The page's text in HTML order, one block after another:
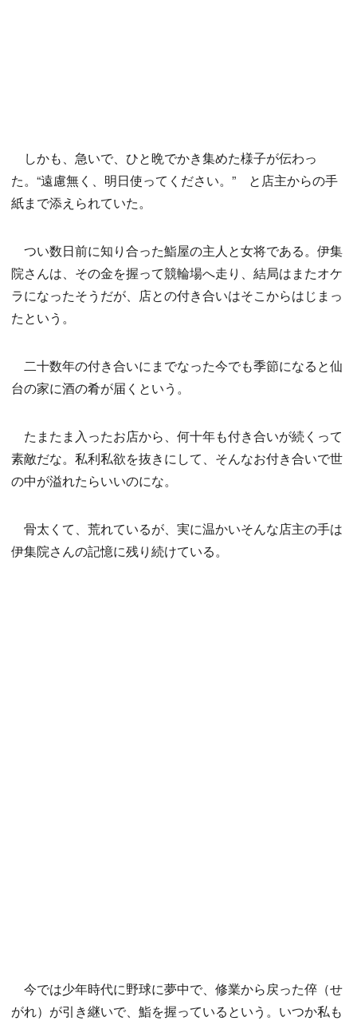
しかも、急いで、ひと晩でかき集めた様子が伝わっ
た。“遠慮無く、明日使ってください。” と店主からの手
紙まで添えられていた。
つい数日前に知り合った鮨屋の主人と女将である。伊集
院さんは、その金を握って競輪場へ走り、結局はまたオケ
ラになったそうだが、店との付き合いはそこからはじまっ
たという。
二十数年の付き合いにまでなった今でも季節になると仙
台の家に酒の肴が届くという。
たまたま入ったお店から、何十年も付き合いが続くって
素敵だな。私利私欲を抜きにして、そんなお付き合いで世
の中が溢れたらいいのにな。
骨太くて、荒れているが、実に温かいそんな店主の手は
伊集院さんの記憶に残り続けている。
今では少年時代に野球に夢中で、修業から戻った倅（せ
がれ）が引き継いで、鮨を握っているという。いつか私も